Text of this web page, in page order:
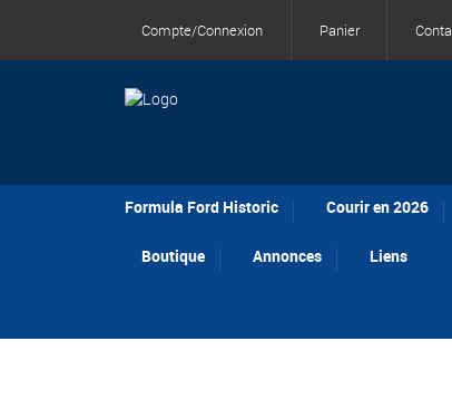
Compte/Connexion Panier
Formula Ford Historic Courir en 2026
Boutique Annonces Liens